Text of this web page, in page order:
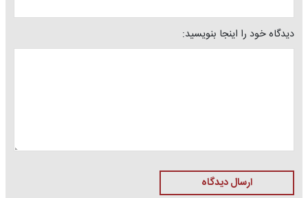
دیدگاه خود را اینجا بنویسید:
ارسال دیدگاه